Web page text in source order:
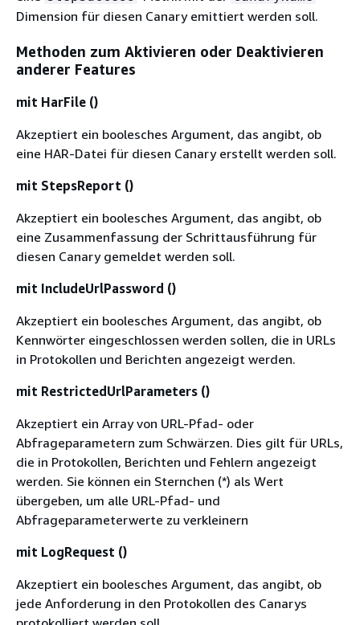
Dimension für diesen Canary emittiert werden soll.
Methoden zum Aktivieren oder Deaktivieren
anderer Features
mit HarFile ()
Akzeptiert ein boolesches Argument, das angibt, ob
eine HAR-Datei für diesen Canary erstellt werden soll.
mit StepsReport ()
Akzeptiert ein boolesches Argument, das angibt, ob
eine Zusammenfassung der Schrittausführung für
diesen Canary gemeldet werden soll.
mit IncludeUrlPassword ()
Akzeptiert ein boolesches Argument, das angibt, ob
Kennwörter eingeschlossen werden sollen, die in URLs
in Protokollen und Berichten angezeigt werden.
mit RestrictedUrlParameters ()
Akzeptiert ein Array von URL-Pfad- oder
Abfrageparametern zum Schwärzen. Dies gilt für URLs,
die in Protokollen, Berichten und Fehlern angezeigt
werden. Sie können ein Sternchen (*) als Wert
übergeben, um alle URL-Pfad- und
Abfrageparameterwerte zu verkleinern
mit LogRequest ()
Akzeptiert ein boolesches Argument, das angibt, ob
jede Anforderung in den Protokollen des Canarys